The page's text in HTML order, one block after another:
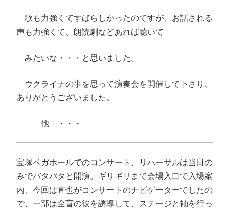
歌も力強くてすばらしかったのですが、お話される
声も力強くて、朗読劇などあれば聴いて
みたいな・・・と思いました。
ウクライナの事を思って演奏会を開催して下さり、
ありがとうございました。
他 ・・・
宝塚ベガホールでのコンサート、リハーサルは当日の
みでバタバタと開演。ギリギリまで会場入口で入場案
内、今回は直也がコンサートのナビゲーターでしたの
で、一部は全盲の彼を誘導して、ステージと袖を行っ